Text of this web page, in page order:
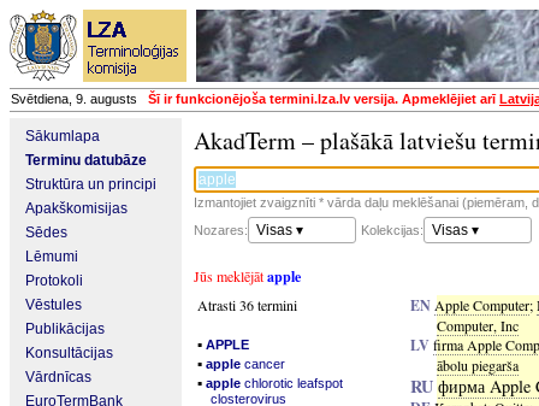
Svētdiena, 9. augusts Šī ir funkcionējoša termini.lza.lv versija. Apmeklējiet arī
Sākumlapa
Terminu datubāze
Struktūra un principi
Apakškomisijas
Sēdes
Lēmumi
Protokoli
Vēstules
Publikācijas
Konsultācijas
Vārdnīcas
EuroTermBank
AkadTerm – plašākā latviešu
Izmantojiet zvaigznīti * vārda daļu meklēšanai (piemēram,
Nozares:
Visas ▾ Kolekcijas: Visas ▾
Jūs meklējātapple
Atrasti 36 termini
▪ APPLE
▪ apple cancer
▪ apple chlorotic leafspot
closterovirus
EN Apple Computer;
Computer, Inc
LVfirma Apple
ābolu piegarša
RU фирма Apple